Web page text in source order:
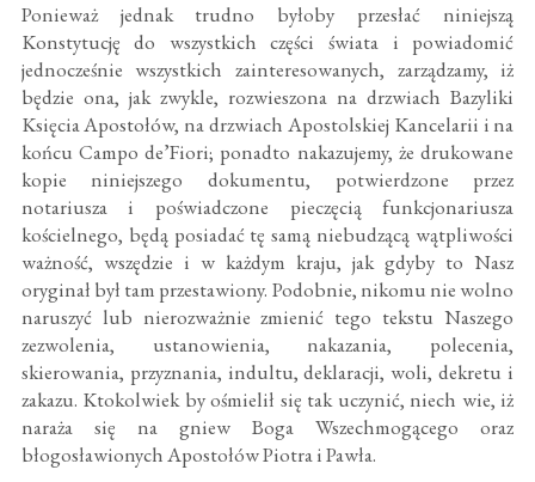
Ponieważ jednak trudno byłoby przesłać niniejszą
Konstytucję do wszystkich części świata i powiadomić
jednocześnie wszystkich zainteresowanych, zarządzamy, iż
będzie ona, jak zwykle, rozwieszona na drzwiach Bazyliki
Księcia Apostołów, na drzwiach Apostolskiej Kancelarii i na
końcu Campo de’Fiori; ponadto nakazujemy, że drukowane
kopie niniejszego dokumentu, potwierdzone przez
notariusza i poświadczone pieczęcią funkcjonariusza
kościelnego, będą posiadać tę samą niebudzącą wątpliwości
ważność, wszędzie i w każdym kraju, jak gdyby to Nasz
oryginał był tam przestawiony. Podobnie, nikomu nie wolno
naruszyć lub nierozważnie zmienić tego tekstu Naszego
zezwolenia, ustanowienia, nakazania, polecenia,
skierowania, przyznania, indultu, deklaracji, woli, dekretu i
zakazu. Ktokolwiek by ośmielił się tak uczynić, niech wie, iż
naraża się na gniew Boga Wszechmogącego oraz
błogosławionych Apostołów Piotra i Pawła.